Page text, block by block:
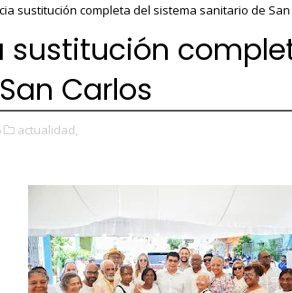
sustitución completa del sistema sanitario de
sustitución
Carlos
actualidad,